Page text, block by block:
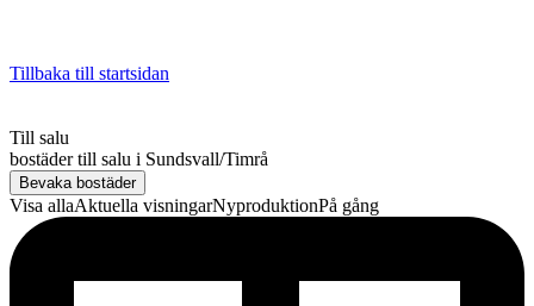
Tillbaka till startsidan
Till salu
bostäder till salu i Sundsvall/Timrå
Bevaka bostäder
Visa allaAktuella visningarNyproduktionPå gång